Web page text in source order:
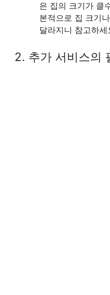
은 집의 크기가 클
본적으로 집 크기
달라지니 참고하세
2. 추가 서비스의